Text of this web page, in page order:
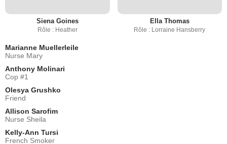
Siena Goines
Rôle : Heather
Ella Thomas
Rôle : Lorraine Hansberry
Marianne Muellerleile
Nurse Mary
Anthony Molinari
Cop #1
Olesya Grushko
Friend
Allison Sarofim
Nurse Sheila
Kelly-Ann Tursi
French Smoker